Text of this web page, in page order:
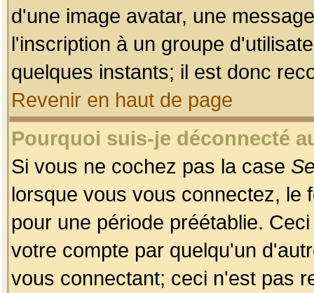
d'une image avatar, une
l'inscription à un groupe
quelques instants; il est donc
Revenir en haut de page
Pourquoi suis-je déconnecté
Si vous ne cochez pas la case
lorsque vous vous connectez, le
pour une période préétablie.
votre compte par quelqu'un
vous connectant; ceci n'est pas